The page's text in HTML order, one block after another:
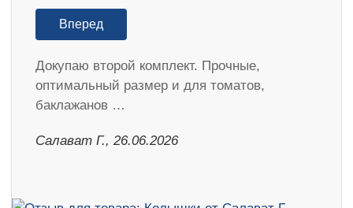
Вперед
Докупаю второй комплект. Прочные,
оптимальный размер и для томатов,
баклажанов …
Салават Г., 26.06.2026